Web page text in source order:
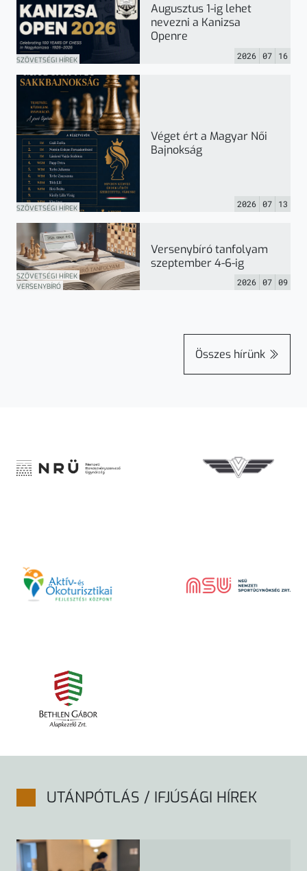
Augusztus 1-ig lehet
nevezni a Kanizsa
Openre
SZÖVETSÉGI HÍREK 2026 07 16
Véget ért a Magyar Női
Bajnokság
SZÖVETSÉGI HÍREK 2026 07 13
Versenybíró tanfolyam
szeptember 4-6-ig
SZÖVETSÉGI HÍREK
VERSENYBÍRÓ
2026 07 09
Összes hírünk
UTÁNPÓTLÁS / IFJÚSÁGI HÍREK